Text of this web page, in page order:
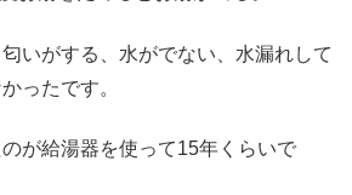
いがする、水がでない、水漏れして
ったです。
が給湯器を使って15年くらいで